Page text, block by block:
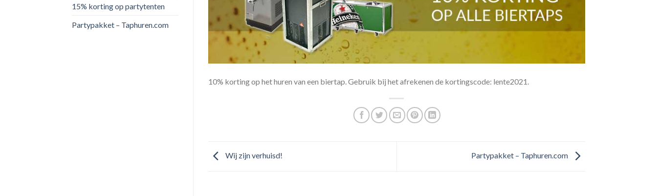
15% korting op partytenten
Partypakket – Taphuren.com
10% korting op het huren van een biertap. Gebruik bij het afrekenen de kortingscode: lente2021.
Wij zijn verhuisd! Partypakket – Taphuren.com